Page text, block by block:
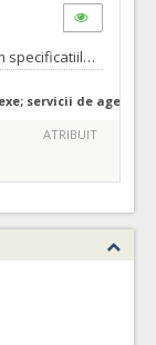
TRANSPORT PERSOANE DECEDATE- conform specificatiilor din caietul de sarcini. Numar zile pana la care se pot solicita clarificari inainte de data limita de depunere a ofertelor/candidaturilor 6 zile. Data limita de transmitere a raspunsului la solicitarile de clarificari: cu 3 (trei) zile inainte de data limita de depunere a ofertelor specificata in invitatia de participare.(Conform art.160 alin.2 si art.161 din Legea 98/2016 modificate prin OUG 107/2017).
servicii de agentii
ATRIBUIT